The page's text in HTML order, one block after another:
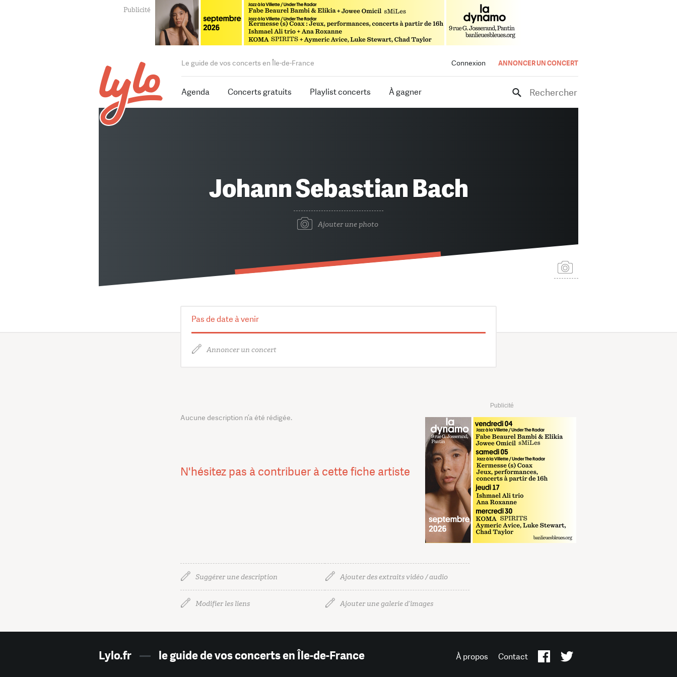
Connexion ANNONCER UN CONCERT
Le guide de vos concerts en Île-de-France
Agenda Concerts gratuits Playlist concerts À gagner Rechercher
Johann Sebastian Bach
Ajouter une photo
Pas de date à venir
Annoncer un concert
Publicité
Aucune description n’a été rédigée.
N'hésitez pas à contribuer à cette fiche artiste
Suggérer une description Ajouter des extraits vidéo / audio
Modifier les liens Ajouter une galerie d’images
Lylo.fr — le guide de vos concerts en Île-de-France À propos Contact